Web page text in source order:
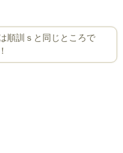
順訓ｓと同じところで